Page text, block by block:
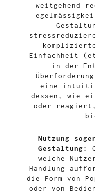
weitgehend
Einfachheit
in der
eine
dessen, wie
oder
Nutzung
Gestaltung:
welche
Handlung
die Form von
oder von